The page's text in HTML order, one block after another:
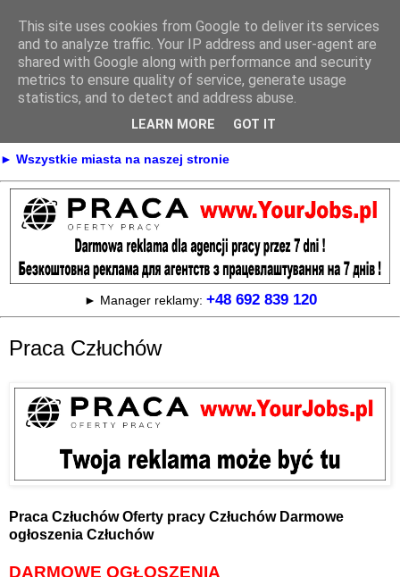
Praca
► KONTAKT ► REKLAMA
► Praca Oferty pracy na terenie całej Polski
► Wszystkie miasta na naszej stronie
► Manager reklamy: +48 692 839 120
Praca Człuchów
Praca Człuchów Oferty pracy Człuchów Darmowe
ogłoszenia Człuchów
DARMOWE OGŁOSZENIA
This site uses cookies from Google to deliver its services
and to analyze traffic. Your IP address and user-agent are
shared with Google along with performance and security
metrics to ensure quality of service, generate usage
statistics, and to detect and address abuse.
LEARN MORE GOT IT